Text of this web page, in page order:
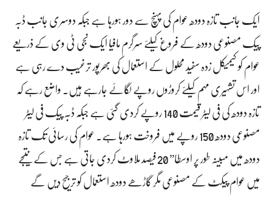
ایک جانب تازہ دودھ عوام کی پہنچ سے دور ہورہا ہے جبکہ دوسری جانب ڈبہ
پیک مصنوعی دودھ کے فروغ کیلئے سرگرم مافیا ایک نجی ٹی وی کے ذریعے
عوام کو کیمیکل زدہ سفید محلول کے استعمال کی بھرپور ترغیب دے رہی ہے
اور اس تشہیری مہم کیلئے کروڑوں روپے لگائے جارہے ہیں۔ واضع رہے کہ
تازہ دودھ کی فی لیٹر قیمت 140 روپے کردی گئی ہے جبکہ ڈبہ پیک فی لیٹر
مصنوعی دودھ 150 روپے میں فروخت ہورہا ہے۔ عوام کی رسائی تک تازہ
دودھ میں مبینہ طور پر اوسطا” 20 فیصد ملاوٹ کردی جاتی ہے جس کے نتیجے
میں عوام پیکٹ کے مصنوعی مگر گاڑھے دودھ استعمال کو ترجیح دیں گے